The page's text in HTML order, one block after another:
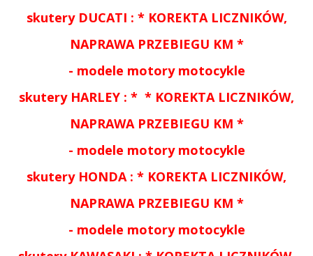
skutery DUCATI : * KOREKTA LICZNIKÓW,
NAPRAWA PRZEBIEGU KM *
- modele motory motocykle
skutery HARLEY : * * KOREKTA LICZNIKÓW,
NAPRAWA PRZEBIEGU KM *
- modele motory motocykle
skutery HONDA : * KOREKTA LICZNIKÓW,
NAPRAWA PRZEBIEGU KM *
- modele motory motocykle